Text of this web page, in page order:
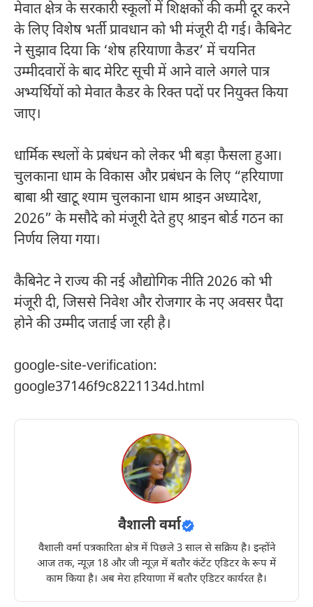
मेवात क्षेत्र के सरकारी स्कूलों में शिक्षकों की कमी दूर करने
के लिए विशेष भर्ती प्रावधान को भी मंजूरी दी गई। कैबिनेट
ने सुझाव दिया कि ‘शेष हरियाणा कैडर’ में चयनित
उम्मीदवारों के बाद मेरिट सूची में आने वाले अगले पात्र
अभ्यर्थियों को मेवात कैडर के रिक्त पदों पर नियुक्त किया
जाए।
धार्मिक स्थलों के प्रबंधन को लेकर भी बड़ा फैसला हुआ।
चुलकाना धाम के विकास और प्रबंधन के लिए “हरियाणा
बाबा श्री खाटू श्याम चुलकाना धाम श्राइन अध्यादेश,
2026” के मसौदे को मंजूरी देते हुए श्राइन बोर्ड गठन का
निर्णय लिया गया।
कैबिनेट ने राज्य की नई औद्योगिक नीति 2026 को भी
मंजूरी दी, जिससे निवेश और रोजगार के नए अवसर पैदा
होने की उम्मीद जताई जा रही है।
google-site-verification:
google37146f9c8221134d.html
वैशाली वर्मा
वैशाली वर्मा पत्रकारिता क्षेत्र में पिछले 3 साल से सक्रिय है। इन्होंने
आज तक, न्यूज़ 18 और जी न्यूज़ में बतौर कंटेंट एडिटर के रूप में
काम किया है। अब मेरा हरियाणा में बतौर एडिटर कार्यरत है।